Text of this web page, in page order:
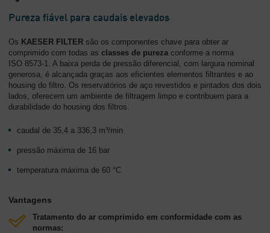
Pureza fiável para caudais elevados
Os KAESER FILTER são os componentes chave para obter ar
comprimido com todas as classes de pureza conforme a norma
ISO 8573-1. A baixa perda de pressão diferencial, com largura nominal
generosa, é alcançada graças aos eficientes elementos filtrantes e ao
housing do filtro. Os reservatórios de aço revestidos e pintados dos dois
lados, oferecem um ambiente de filtragem limpo e contribuem para a
durabilidade do housing dos filtros.
caudal de 35,4 a 336,3 m³/min
pressão máxima de 16 bar
temperatura máxima de 60 °C
Vantagens
Tratamento do ar comprimido em conformidade com as
normas: